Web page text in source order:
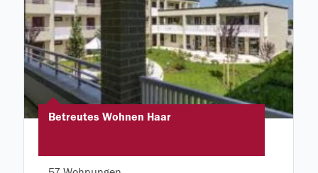
Betreutes Wohnen Haar